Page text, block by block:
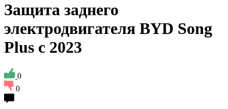
Защита заднего
электродвигателя BYD Song
Plus с 2023
0
0